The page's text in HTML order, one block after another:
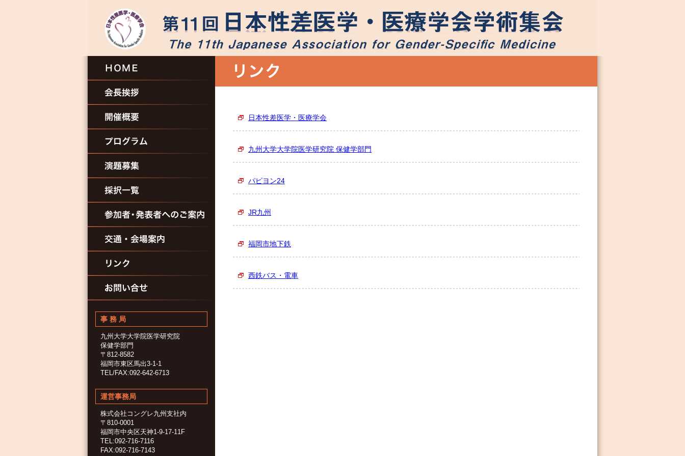
事 務 局
九州大学大学院医学研究院
保健学部門
〒812-8582
福岡市東区馬出3-1-1
TEL/FAX:092-642-6713
運営事務局
株式会社コングレ九州支社内
〒810-0001
福岡市中央区天神1-9-17-11F
TEL:092-716-7116
FAX:092-716-7143
日本性差医学・医療学会
九州大学大学院医学研究院 保健学部門
パピヨン24
JR九州
福岡市地下鉄
西鉄バス・電車